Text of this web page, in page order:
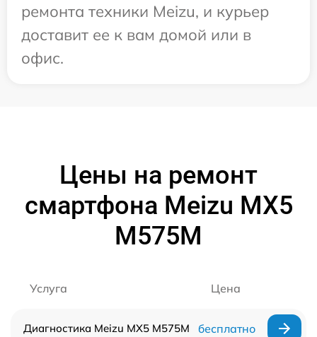
ремонта техники Meizu, и курьер
доставит ее к вам домой или в
офис.
Цены на ремонт
смартфона Meizu MX5
M575M
Услуга Цена
Диагностика Meizu MX5 M575M бесплатно